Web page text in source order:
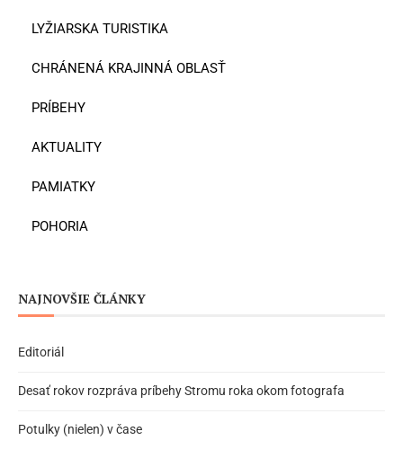
LYŽIARSKA TURISTIKA
CHRÁNENÁ KRAJINNÁ OBLASŤ
PRÍBEHY
AKTUALITY
PAMIATKY
POHORIA
NAJNOVŠIE ČLÁNKY
Editoriál
Desať rokov rozpráva príbehy Stromu roka okom fotografa
Potulky (nielen) v čase